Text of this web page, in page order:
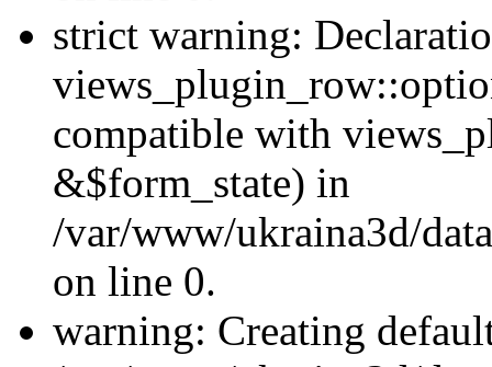
strict warning:
compatible with
&$form_state) in
/var/www/ukraina3d/
on line 0.
warning: Creating